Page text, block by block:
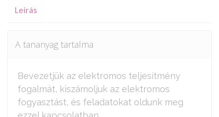
Leírás
A tananyag tartalma
Bevezetjük az elektromos teljesítmény
fogalmát, kiszámoljuk az elektromos
fogyasztást, és feladatokat oldunk meg